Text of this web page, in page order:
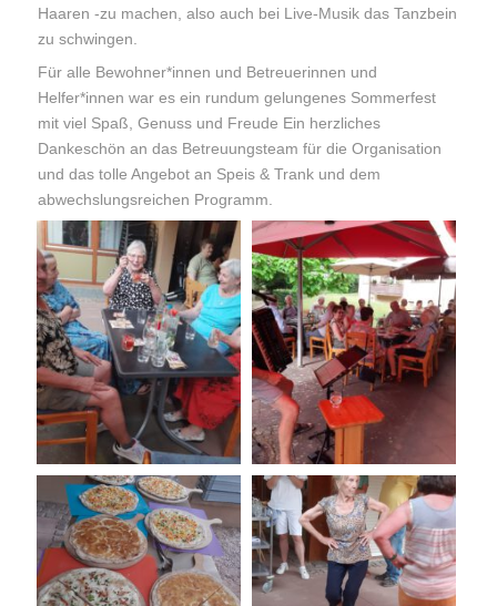
Haaren -zu machen, also auch bei Live-Musik das Tanzbein
zu schwingen.
Für alle Bewohner*innen und Betreuerinnen und
Helfer*innen war es ein rundum gelungenes Sommerfest
mit viel Spaß, Genuss und Freude Ein herzliches
Dankeschön an das Betreuungsteam für die Organisation
und das tolle Angebot an Speis & Trank und dem
abwechslungsreichen Programm.